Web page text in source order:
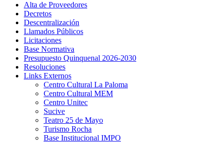
Alta de Proveedores
Decretos
Descentralización
Llamados Públicos
Licitaciones
Base Normativa
Presupuesto Quinquenal 2026-2030
Resoluciones
Links Externos
Centro Cultural La Paloma
Centro Cultural MEM
Centro Unitec
Sucive
Teatro 25 de Mayo
Turismo Rocha
Base Institucional IMPO